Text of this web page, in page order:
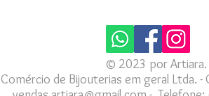
© 2023 por Artiara.
de Bijouterias em geral Ltda.